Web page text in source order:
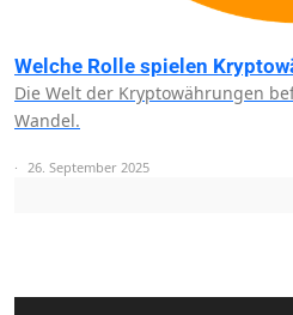
Welche Rolle spielen
Die Welt der Kryptowährungen
Wandel.
26. September 2025